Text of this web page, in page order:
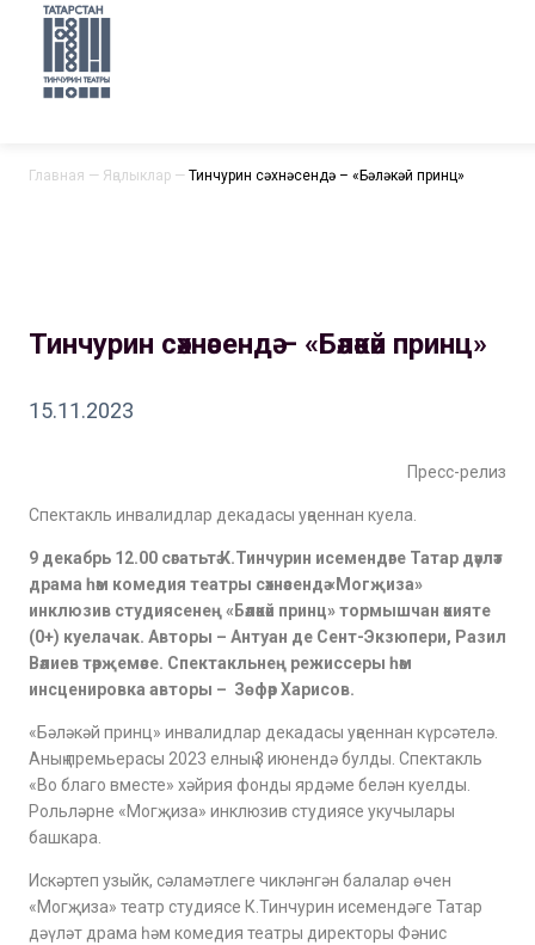
Главная — Яңалыклар — Тинчурин сәхнәсендә – «Бәләкәй принц»
Тинчурин сәхнәсендә – «Бәләкәй принц»
15.11.2023
Пресс-релиз
Спектакль инвалидлар декадасы уңаеннан куела.
9 декабрь 12.00 сәгатьтә К.Тинчурин исемендәге Татар дәүләт
драма һәм комедия театры сәхнәсендә «Могҗиза»
инклюзив студиясенең «Бәләкәй принц» тормышчан әкияте
(0+) куелачак. Авторы – Антуан де Сент-Экзюпери, Разил
Вәлиев тәрҗемәсе. Спектакльнең режиссеры һәм
инсценировка авторы – Зөфәр Харисов.
«Бәләкәй принц» инвалидлар декадасы уңаеннан күрсәтелә.
Аның премьерасы 2023 елның 3 июнендә булды. Спектакль
«Во благо вместе» хәйрия фонды ярдәме белән куелды.
Рольләрне «Могҗиза» инклюзив студиясе укучылары
башкара.
Искәртеп узыйк, сәламәтлеге чикләнгән балалар өчен
«Могҗиза» театр студиясе К.Тинчурин исемендәге Татар
дәүләт драма һәм комедия театры директоры Фәнис